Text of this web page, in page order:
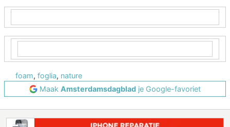
foam, foglia, nature
Maak Amsterdamsdagblad je Google-favoriet